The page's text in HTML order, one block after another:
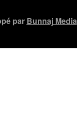
par Bunnaj Media